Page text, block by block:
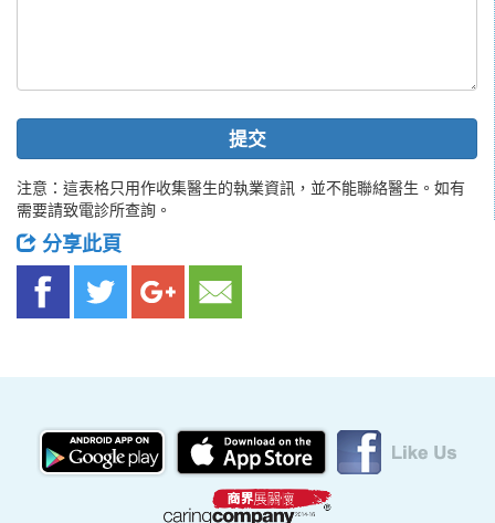
提交
注意：這表格只用作收集醫生的執業資訊，並不能聯絡醫生。如有
需要請致電診所查詢。
分享此頁